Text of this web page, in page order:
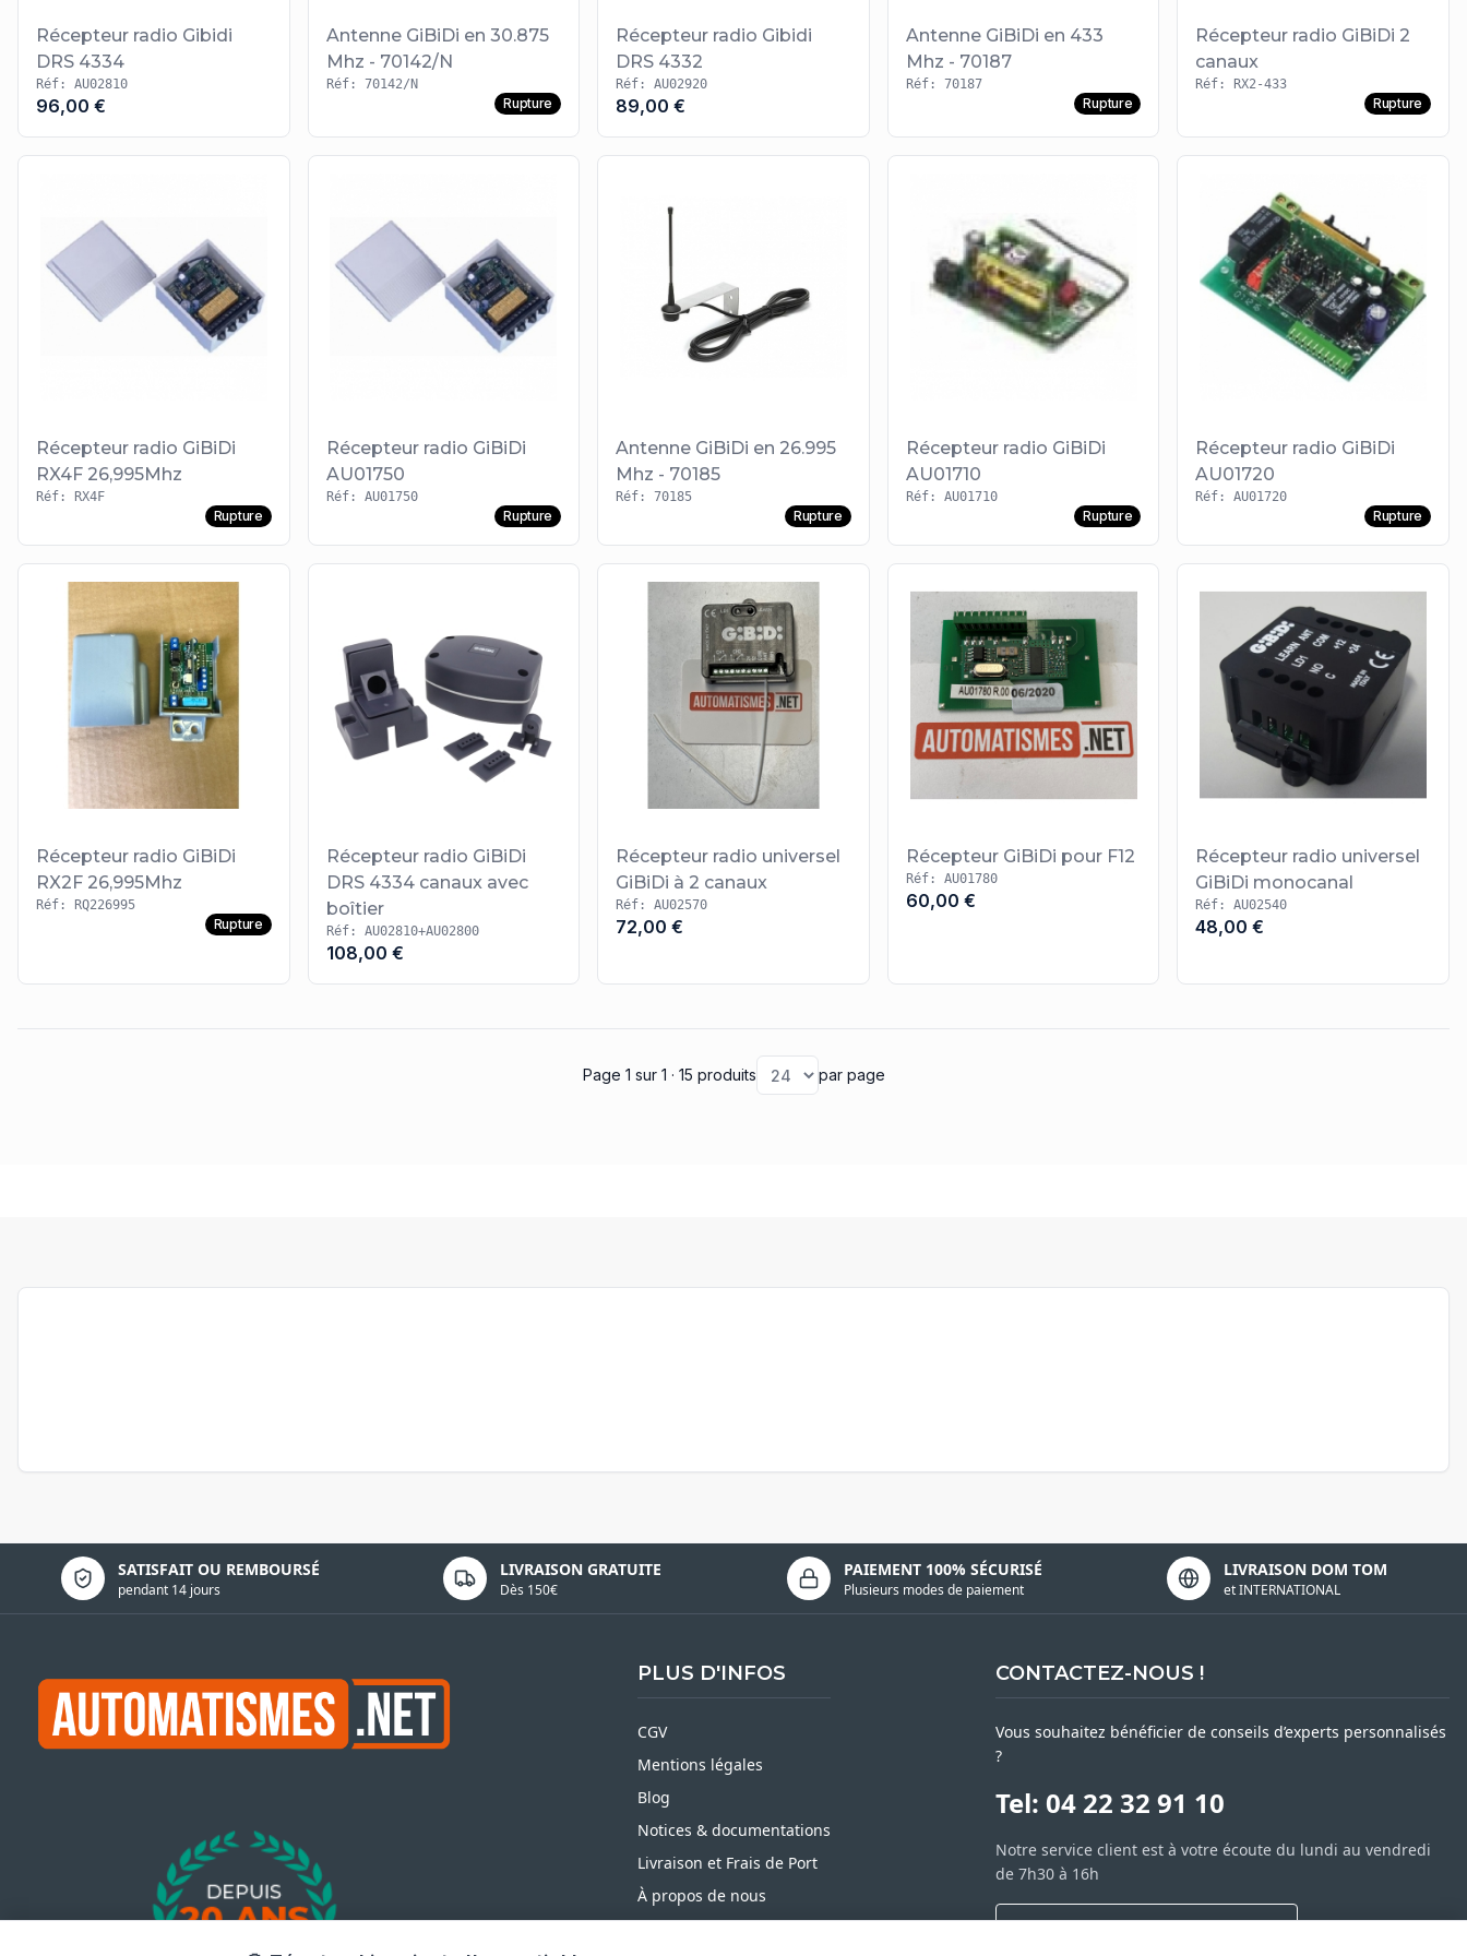
Récepteur radio Gibidi
DRS 4334
Réf: AU02810
96,00 €
Antenne GiBiDi en 30.875
Mhz - 70142/N
Réf: 70142/N
Rupture
Récepteur radio Gibidi
DRS 4332
Réf: AU02920
89,00 €
Antenne GiBiDi en 433
Mhz - 70187
Réf: 70187
Rupture
Récepteur radio GiBiDi 2
canaux
Réf: RX2-433
Rupture
Récepteur radio GiBiDi
RX4F 26,995Mhz
Réf: RX4F
Rupture
Récepteur radio GiBiDi
AU01750
Réf: AU01750
Rupture
Antenne GiBiDi en 26.995
Mhz - 70185
Réf: 70185
Rupture
Récepteur radio GiBiDi
AU01710
Réf: AU01710
Rupture
Récepteur radio GiBiDi
AU01720
Réf: AU01720
Rupture
Récepteur radio GiBiDi
RX2F 26,995Mhz
Réf: RQ226995
Rupture
Récepteur radio GiBiDi
DRS 4334 canaux avec
boîtier
Réf: AU02810+AU02800
108,00 €
Récepteur radio universel
GiBiDi à 2 canaux
Réf: AU02570
72,00 €
Récepteur GiBiDi pour F12
Réf: AU01780
60,00 €
Récepteur radio universel
GiBiDi monocanal
Réf: AU02540
48,00 €
Page 1 sur 1 · 15 produits par page
SATISFAIT OU REMBOURSÉ
pendant 14 jours
Politique de confidentialité LIVRAISON GRATUITE
Dès 150€
PAIEMENT 100% SÉCURISÉ
Plusieurs modes de paiement
LIVRAISON DOM TOM
et INTERNATIONAL
PLUS D'INFOS
CGV
Mentions légales
Blog
Notices & documentations
Livraison et Frais de Port
À propos de nous
Satisfait ou Remboursé
CONTACTEZ-NOUS !
Vous souhaitez bénéficier de conseils d’experts personnalisés
?
Tel: 04 22 32 91 10
Notre service client est à votre écoute du lundi au vendredi
de 7h30 à 16h
NOUS CONTACTER PAR MESSAGE